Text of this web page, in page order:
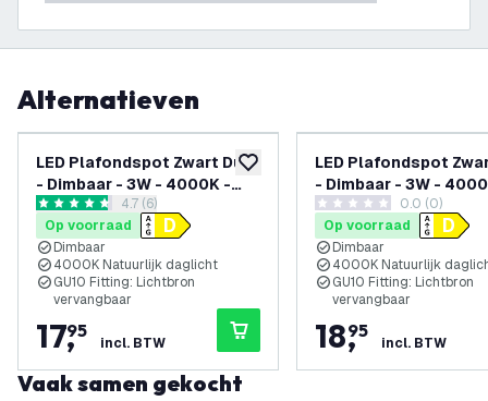
Alternatieven
toevoegen aan verlanglijst
LED Plafondspot Zwart Duo
- Dimbaar - 3W - 4000K -
Kantelbaarreviews drawer openen
4.7 score sterren4.7 (6)
Op voorraad
Dimbaar
4000K Natuurlijk daglicht
GU10 Fitting: Lichtbron
vervangbaar
17,
95
incl. BTW
LED Plafondspot
- Dimbaar - 3W -
Kantelbaar
0 score sterren0.0 (0)
Op voorraad
Dimbaar
4000K Natuurlijk
GU10 Fitting: Lichtbron
vervangbaar
18,
95
incl. BTW
Vaak samen gekocht